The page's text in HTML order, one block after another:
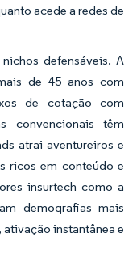
acede a redes de
defensáveis. A
de 45 anos com
de cotação com
convencionais têm
atrai aventureiros e
ricos em conteúdo e
insurtech como a
demografias mais
instantânea e